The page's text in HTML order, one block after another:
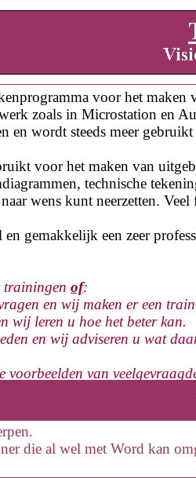
voor het
zoals in Microstation en
en wordt steeds meer
voor het maken van
technische
wens kunt neerzetten.
gemakkelijk een zeer
trainingen of:
en wij maken er een
wij leren u hoe het beter kan.
en wij adviseren u wat
voorbeelden van
die al wel met Word kan